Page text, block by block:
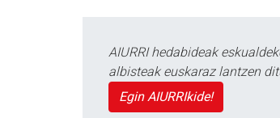
AIURRI hedabideak
albisteak euskaraz lantzen
Egin AIURRIkide!